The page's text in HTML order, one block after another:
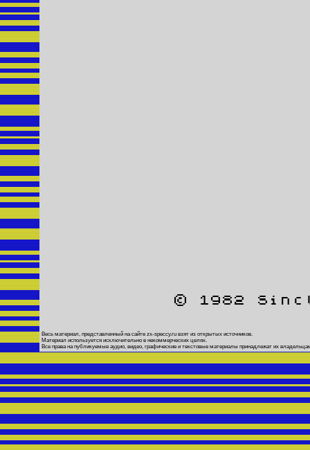
© 1982
Весь материал, представленный на сайте zx-speccy.ru взят из открытых источников.
Материал используется исключительно в некоммерческих целях.
Все права на публикуемые аудио, видео, графические и текстовые материалы принадлежат их